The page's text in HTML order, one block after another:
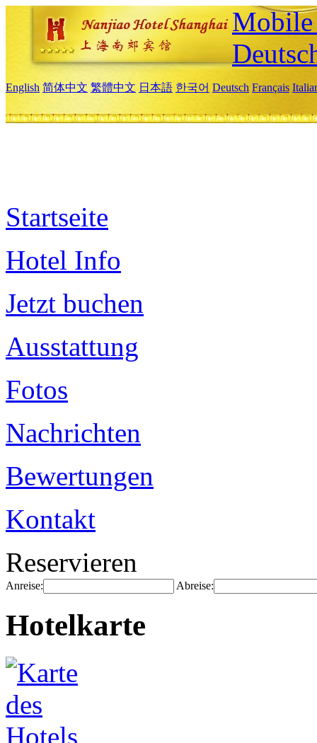
English 简体中文 繁體中文 日本語 한국어 Deutsch Français
Startseite
Hotel Info
Jetzt buchen
Ausstattung
Fotos
Nachrichten
Bewertungen
Kontakt
Reservieren
Anreise: Abreise:
Hotelkarte